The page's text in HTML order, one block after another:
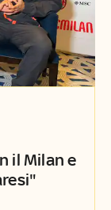
il Milan e